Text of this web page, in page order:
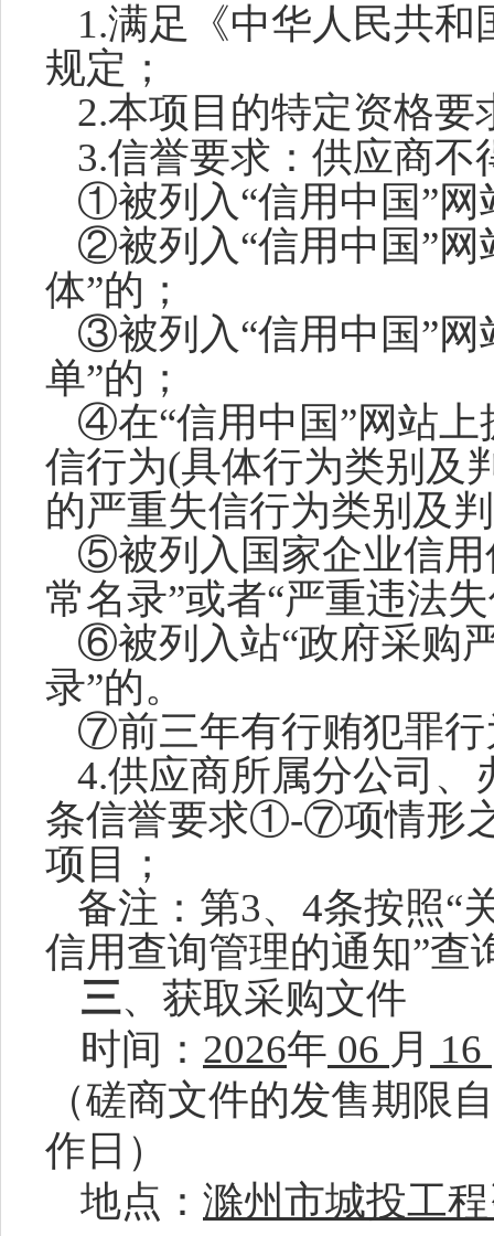
1.满足《中华人民共
规定；
2.本项目的特定资格要
3.信誉要求：供应商不
①被列入“信用中国”网
②被列入“信用中国”网
体”的；
③被列入“信用中国”网
单”的；
④在“信用中国”网站
信行为(具体行为类别及
的严重失信行为类别及
⑤被列入国家企业信用
常名录”或者“严重违法
⑥被列入站“政府采购
录”的。
⑦前三年有行贿犯罪行
4.供应商所属分公司
条信誉要求①-⑦项情形
项目；
备注：第3、 4条按照“
信用查询管理的通知”查
三、获取采购文件
时间： 2026年 06 月 16
（磋商文件的发售期限
作日）
地点： 滁州市城投工